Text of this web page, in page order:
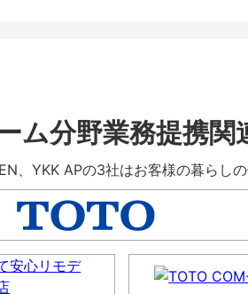
ム分野業務提携関
、YKK APの3社はお客様の暮らし